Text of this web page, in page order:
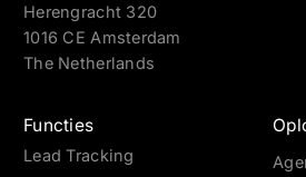
Herengracht 320
1016 CE Amsterdam
The Netherlands
Functies
Lead Tracking